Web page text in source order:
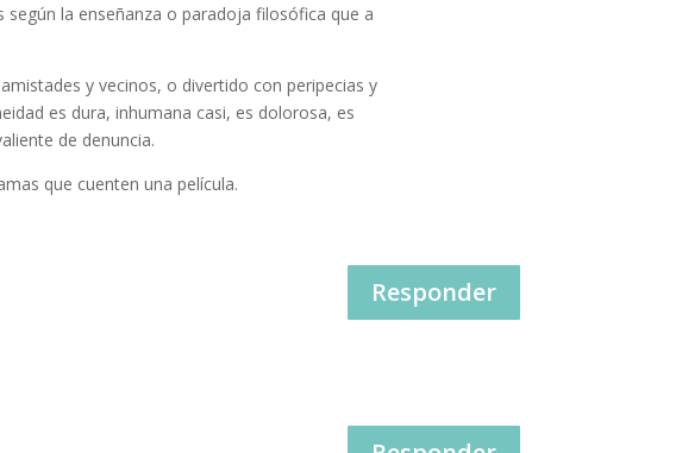
la enseñanza o paradoja filosófica que a
y vecinos, o divertido con peripecias y
es dura, inhumana casi, es dolorosa, es
de denuncia.
que cuenten una película.
Responder